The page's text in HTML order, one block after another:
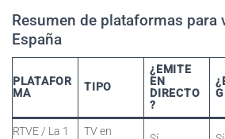
Resumen de plataformas para
España
PLATAFOR
MA
TIPO
¿EMITE
EN
DIRECTO
?
RTVE / La 1
TV en